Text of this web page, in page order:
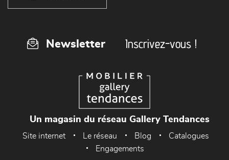
Newsletter Inscrivez-vous !
Un magasin du réseau Gallery Tendances
Site internet Le réseau Blog
Catalogues
Engagements